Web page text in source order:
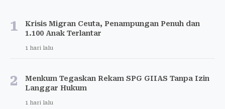
1
Krisis Migran Ceuta, Penampungan Penuh dan
1.100 Anak Terlantar
1 hari lalu
2
Menkum Tegaskan Rekam SPG GIIAS Tanpa Izin
Langgar Hukum
1 hari lalu